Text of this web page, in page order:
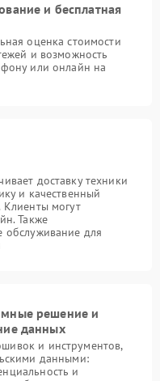
и бесплатная
оценка стоимости
и возможность
или онлайн на
доставку техники
и качественный
могут
Также
обслуживание для
решение и
данных
и инструментов,
данными:
и